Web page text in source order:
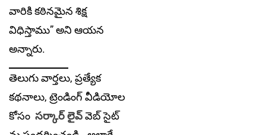
వారికి కఠినమైన శిక్ష
విధిస్తాము” అని ఆయన
అన్నారు.
తెలుగు వార్తలు, ప్రత్యేక
కథనాలు, ట్రెండింగ్ వీడియోల
కోసం సర్కార్ లైవ్వెబ్ సైట్